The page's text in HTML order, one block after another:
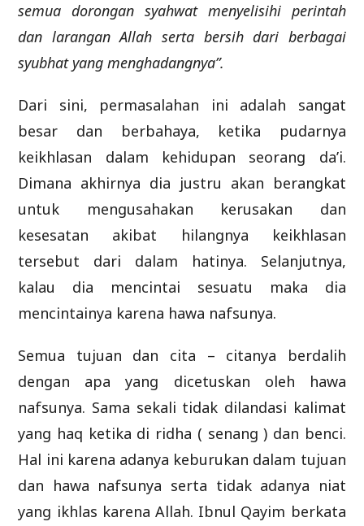
semua dorongan syahwat menyelisihi perintah
dan larangan Allah serta bersih dari berbagai
syubhat yang menghadangnya”.
Dari sini, permasalahan ini adalah sangat
besar dan berbahaya, ketika pudarnya
keikhlasan dalam kehidupan seorang da’i.
Dimana akhirnya dia justru akan berangkat
untuk mengusahakan kerusakan dan
kesesatan akibat hilangnya keikhlasan
tersebut dari dalam hatinya. Selanjutnya,
kalau dia mencintai sesuatu maka dia
mencintainya karena hawa nafsunya.
Semua tujuan dan cita – citanya berdalih
dengan apa yang dicetuskan oleh hawa
nafsunya. Sama sekali tidak dilandasi kalimat
yang haq ketika di ridha ( senang ) dan benci.
Hal ini karena adanya keburukan dalam tujuan
dan hawa nafsunya serta tidak adanya niat
yang ikhlas karena Allah. Ibnul Qayim berkata